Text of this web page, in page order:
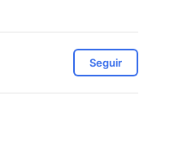
Seguir